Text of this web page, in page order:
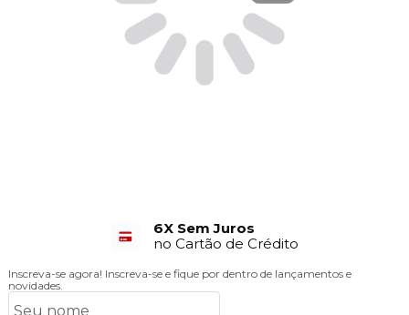
6X Sem Juros
no Cartão de Crédito
Inscreva-se agora! Inscreva-se e fique por dentro de lançamentos e
novidades.